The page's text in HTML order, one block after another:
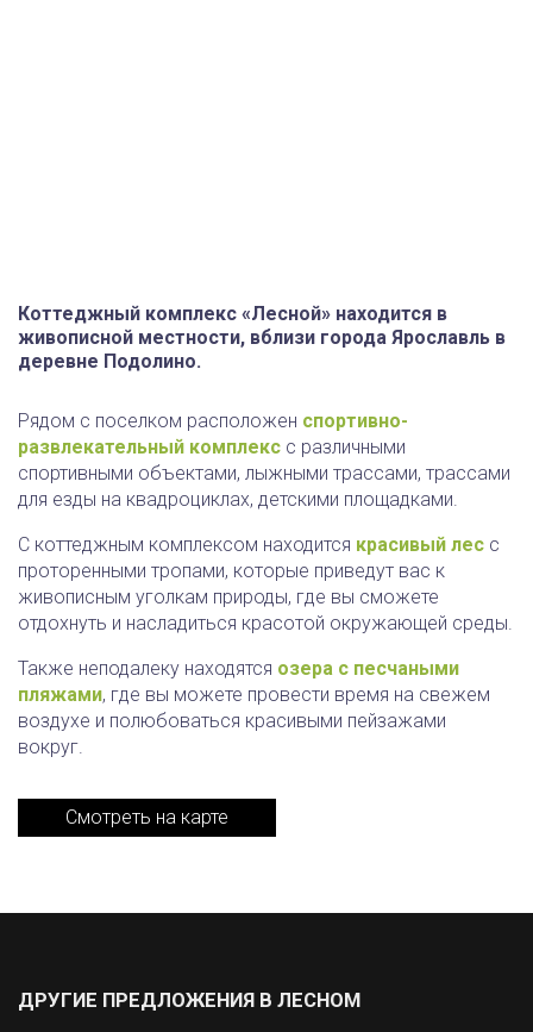
Коттеджный комплекс «Лесной» находится в
живописной местности, вблизи города Ярославль в
деревне Подолино.
Рядом с поселком расположен спортивно-
развлекательный комплекс с различными
спортивными объектами, лыжными трассами, трассами
для езды на квадроциклах, детскими площадками.
С коттеджным комплексом находится красивый лес с
проторенными тропами, которые приведут вас к
живописным уголкам природы, где вы сможете
отдохнуть и насладиться красотой окружающей среды.
Также неподалеку находятся озера с песчаными
пляжами, где вы можете провести время на свежем
воздухе и полюбоваться красивыми пейзажами
вокруг.
Смотреть на карте
ДРУГИЕ ПРЕДЛОЖЕНИЯ В ЛЕСНОМ